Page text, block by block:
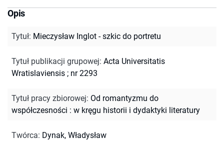
Opis
Tytuł: Mieczysław Inglot - szkic do portretu
Tytuł publikacji grupowej: Acta Universitatis
Wratislaviensis ; nr 2293
Tytuł pracy zbiorowej: Od romantyzmu do
współczesności : w kręgu historii i dydaktyki literatury
Twórca: Dynak, Władysław